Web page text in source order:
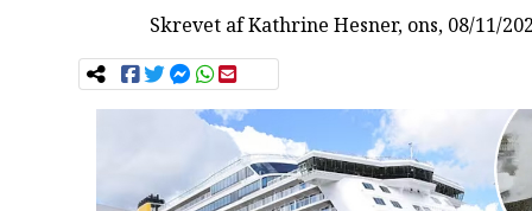
Skrevet afKathrine Hesner, ons, 08/11/